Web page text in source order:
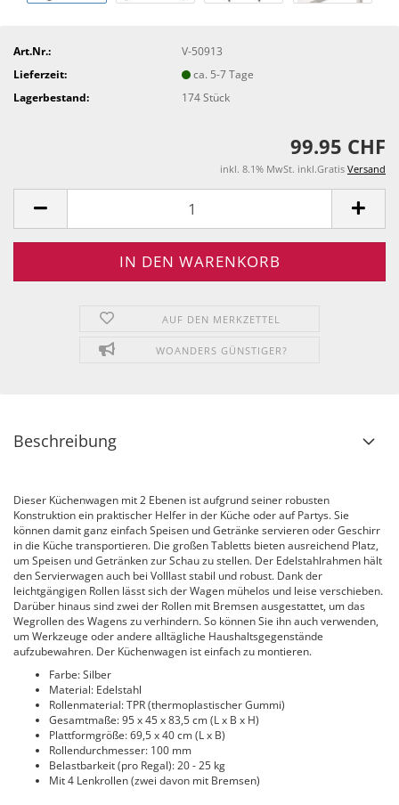
Art.Nr.:
V-50913
Lieferzeit:
ca. 5-7 Tage
Lagerbestand:
174Stück
99.95 CHF
inkl. 8.1% MwSt. inkl.Gratis Versand
AUF DEN MERKZETTEL
WOANDERS GÜNSTIGER?
Beschreibung
Dieser Küchenwagen mit 2 Ebenen ist aufgrund seiner robusten
Konstruktion ein praktischer Helfer in der Küche oder auf Partys. Sie
können damit ganz einfach Speisen und Getränke servieren oder Geschirr
in die Küche transportieren. Die großen Tabletts bieten ausreichend Platz,
um Speisen und Getränken zur Schau zu stellen. Der Edelstahlrahmen hält
den Servierwagen auch bei Volllast stabil und robust. Dank der
leichtgängigen Rollen lässt sich der Wagen mühelos und leise verschieben.
Darüber hinaus sind zwei der Rollen mit Bremsen ausgestattet, um das
Wegrollen des Wagens zu verhindern. So können Sie ihn auch verwenden,
um Werkzeuge oder andere alltägliche Haushaltsgegenstände
aufzubewahren. Der Küchenwagen ist einfach zu montieren.
Farbe: Silber
Material: Edelstahl
Rollenmaterial: TPR (thermoplastischer Gummi)
Gesamtmaße: 95 x 45 x 83,5 cm (L x B x H)
Plattformgröße: 69,5 x 40 cm (L x B)
Rollendurchmesser: 100 mm
Belastbarkeit (pro Regal): 20 - 25 kg
Mit 4 Lenkrollen (zwei davon mit Bremsen)